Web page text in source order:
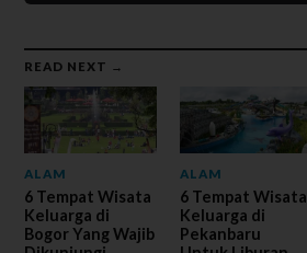
READ NEXT →
ALAM
6 Tempat Wisata
Keluarga di
Bogor Yang Wajib
ALAM
6 Tempat Wisata
Keluarga di
Pekanbaru